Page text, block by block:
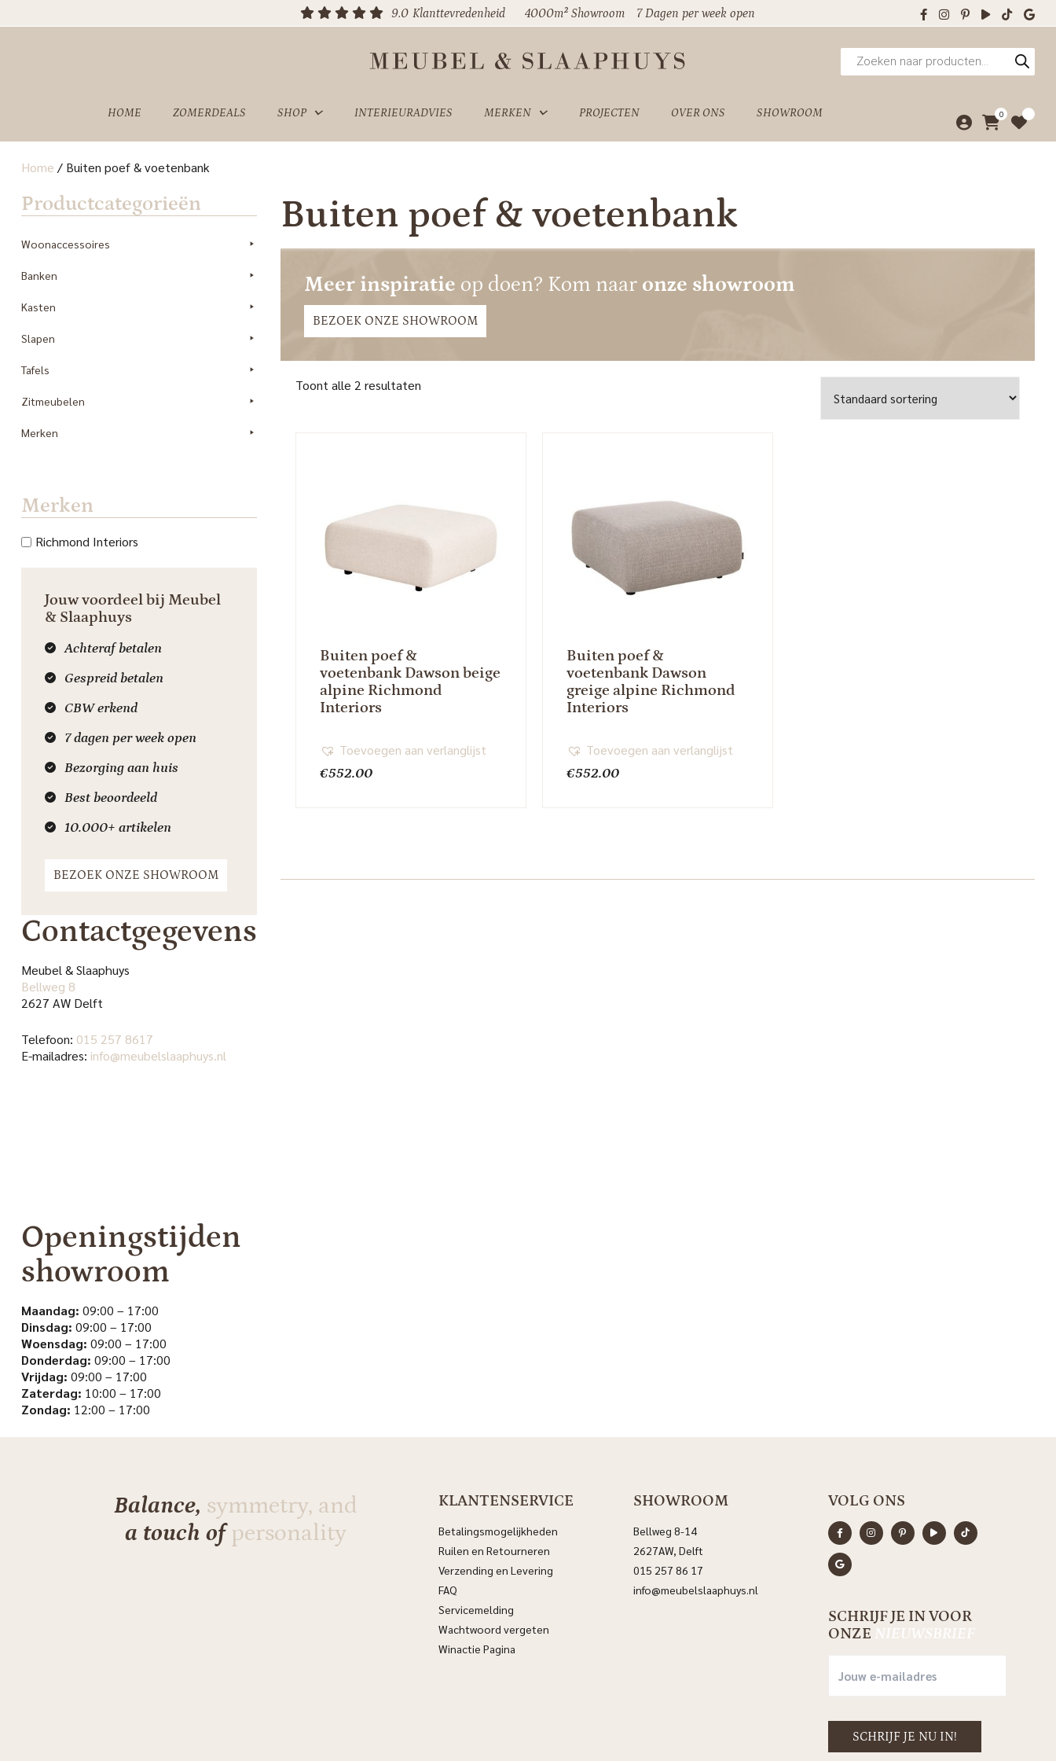
9.0 Klanttevredenheid 4000m² Showroom 7 Dagen per week open
Producten
zoeken
HOME ZOMERDEALS SHOP INTERIEURADVIES MERKEN PROJECTEN OVER ONS SHOWROOM 0
SHOWROOM
Home / Buiten poef & voetenbank
Productcategorieën
Woonaccessoires
Banken
Kasten
Slapen
Tafels
Zitmeubelen
Merken
Merken
Richmond Interiors
Jouw voordeel bij Meubel
& Slaaphuys
Achteraf betalen
Gespreid betalen
CBW erkend
7 dagen per week open
Bezorging aan huis
Best beoordeeld
10.000+ artikelen
BEZOEK ONZE SHOWROOM
Contactgegevens
Meubel & Slaaphuys
Bellweg 8
2627 AW Delft
Telefoon: 015 257 8617
E-mailadres: info@meubelslaaphuys.nl
Openingstijden
showroom
Maandag: 09:00 – 17:00
Dinsdag: 09:00 – 17:00
Woensdag: 09:00 – 17:00
Donderdag: 09:00 – 17:00
Vrijdag: 09:00 – 17:00
Zaterdag: 10:00 – 17:00
Zondag: 12:00 – 17:00
Buiten poef & voetenbank
Meer inspiratie op doen? Kom naar onze showroom
BEZOEK ONZE SHOWROOM
Toont alle 2 resultaten
Buiten poef &
voetenbank Dawson beige
alpine Richmond
Interiors
€552.00
Toevoegen aan verlanglijst
Buiten poef &
voetenbank Dawson
greige alpine Richmond
Interiors
€552.00
Toevoegen aan verlanglijst
Balance, symmetry, and
a touch ofpersonality
KLANTENSERVICE
Betalingsmogelijkheden
Ruilen en Retourneren
Verzending en Levering
FAQ
Servicemelding
Wachtwoord vergeten
Winactie Pagina
SHOWROOM
Bellweg 8-14
2627AW, Delft
015 257 86 17
info@meubelslaaphuys.nl
VOLG ONS
SCHRIJF JE IN VOOR
ONZE NIEUWSBRIEF